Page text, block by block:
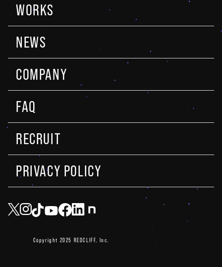
WORKS
NEWS
COMPANY
FAQ
RECRUIT
PRIVACY POLICY
Copyright 2025 REDCLIFF, Inc.